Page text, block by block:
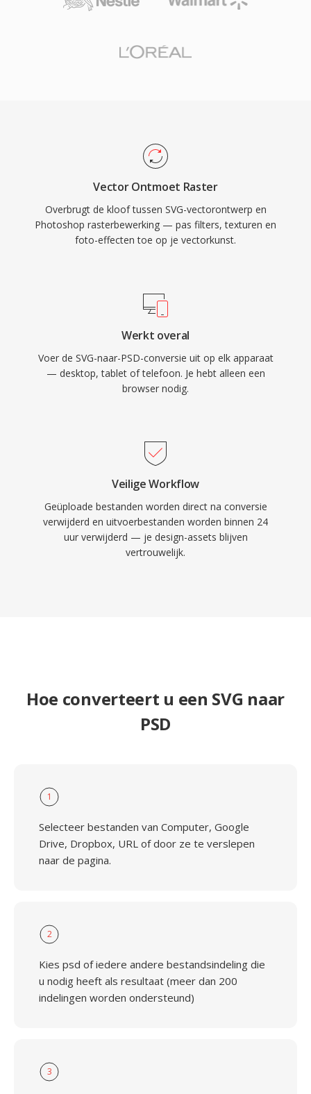
Vector Ontmoet Raster
Overbrugt de kloof tussen SVG-vectorontwerp en
Photoshop rasterbewerking — pas filters, texturen en
foto-effecten toe op je vectorkunst.
Werkt overal
Voer de SVG-naar-PSD-conversie uit op elk apparaat
— desktop, tablet of telefoon. Je hebt alleen een
browser nodig.
Veilige Workflow
Geüploade bestanden worden direct na conversie
verwijderd en uitvoerbestanden worden binnen 24
uur verwijderd — je design-assets blijven
vertrouwelijk.
Hoe converteert u een SVG naar
PSD
1
Selecteer bestanden van Computer, Google
Drive, Dropbox, URL of door ze te verslepen
naar de pagina.
2
Kies psd of iedere andere bestandsindeling die
u nodig heeft als resultaat (meer dan 200
indelingen worden ondersteund)
3